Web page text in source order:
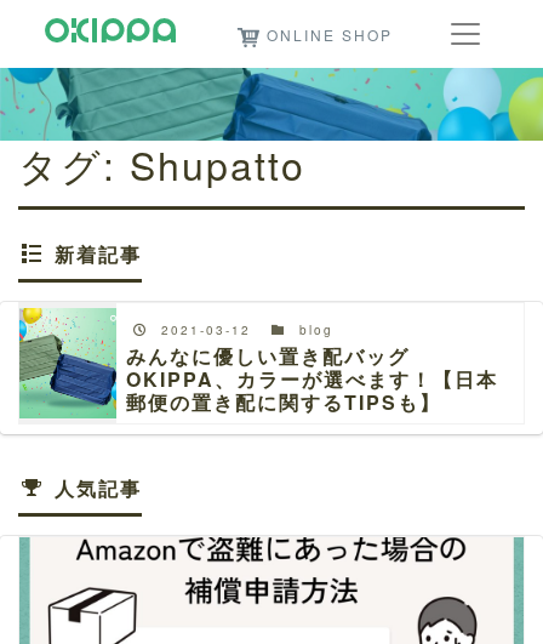
ONLINE SHOP
タグ: Shupatto
新着記事
2021-03-12 blog
みんなに優しい置き配バッグ
OKIPPA、カラーが選べます！【日本
郵便の置き配に関するTIPSも】
人気記事